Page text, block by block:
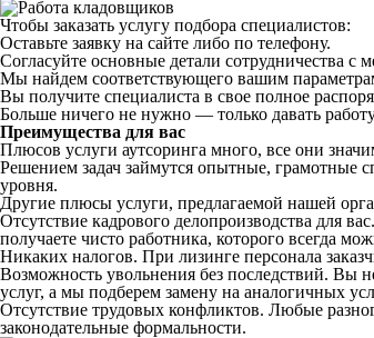
Чтобы заказать услугу подбора специалистов:
Оставьте заявку на сайте либо по телефону.
Согласуйте основные детали сотрудничества с
Мы найдем соответствующего вашим
Вы получите специалиста в свое полное
Больше ничего не нужно — только давать
Преимущества для вас
Плюсов услуги аутсоринга много, все они
Решением задач займутся опытные, грамотные
уровня.
Другие плюсы услуги, предлагаемой нашей
Отсутствие кадрового делопроизводства для
получаете чисто работника, которого всегда
Никаких налогов. При лизинге персонала
Возможность увольнения без последствий. Вы
услуг, а мы подберем замену на аналогичных
Отсутствие трудовых конфликтов. Любые
законодательные формальности.